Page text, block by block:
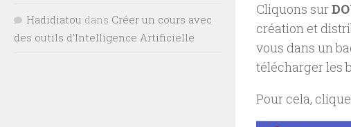
Cliquons sur
création et
vous dans un
télécharger les
Pour cela,
Hadidiatou dans Créer un cours avec
des outils d’Intelligence Artificielle